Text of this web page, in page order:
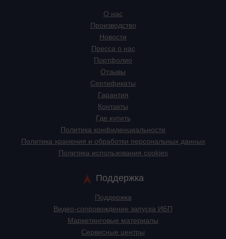
О нас
Производство
Новости
Пресса о нас
Портфолио
Отзывы
Сертификаты
Гарантия
Контакты
Где купить
Политика конфиденциальности
Политика хранения и обработки персональных данных
Политика использования cookies
Поддержка
Поддержка
Видео-сопровождение запуска ИБП
Маркетинговые материалы
Сервисные центры